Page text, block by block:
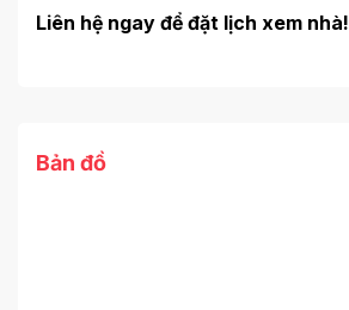
Liên hệ ngay để đặt lịch xem nhà!
Bản đồ